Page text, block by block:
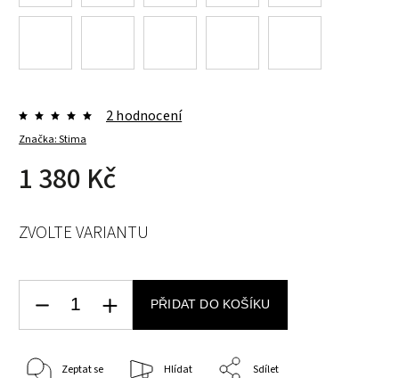
Značka:Stima
2 hodnocení
1 380 Kč
ZVOLTE VARIANTU
PŘIDAT DO KOŠÍKU
Zeptat se Hlídat Sdílet